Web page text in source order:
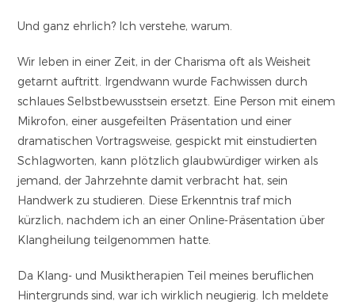
Und ganz ehrlich? Ich verstehe, warum.
Wir leben in einer Zeit, in der Charisma oft als Weisheit
getarnt auftritt. Irgendwann wurde Fachwissen durch
schlaues Selbstbewusstsein ersetzt. Eine Person mit einem
Mikrofon, einer ausgefeilten Präsentation und einer
dramatischen Vortragsweise, gespickt mit einstudierten
Schlagworten, kann plötzlich glaubwürdiger wirken als
jemand, der Jahrzehnte damit verbracht hat, sein
Handwerk zu studieren. Diese Erkenntnis traf mich
kürzlich, nachdem ich an einer Online-Präsentation über
Klangheilung teilgenommen hatte.
Da Klang- und Musiktherapien Teil meines beruflichen
Hintergrunds sind, war ich wirklich neugierig. Ich meldete